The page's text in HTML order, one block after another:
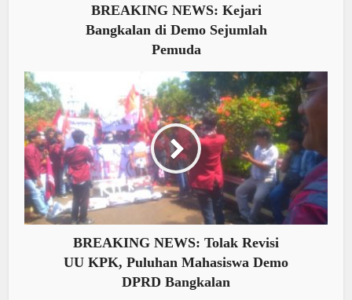
BREAKING NEWS: Kejari
Bangkalan di Demo Sejumlah
Pemuda
BREAKING NEWS: Tolak Revisi
UU KPK, Puluhan Mahasiswa Demo
DPRD Bangkalan